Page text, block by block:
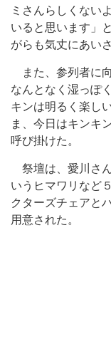
ミさんらしくない
いると思います」
がらも気丈にあい
また、参列者に
なんとなく湿っぽ
キンは明るく楽し
ま、今日はキンキ
呼び掛けた。
祭壇は、愛川さ
いうヒマワリなど
クターズチェアと
用意された。